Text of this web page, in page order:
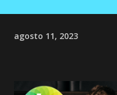
agosto 11, 2023